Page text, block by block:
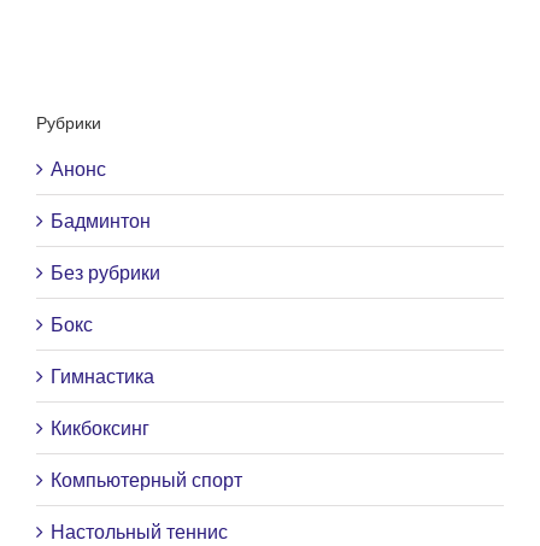
Рубрики
Анонс
Бадминтон
Без рубрики
Бокс
Гимнастика
Кикбоксинг
Компьютерный спорт
Настольный теннис